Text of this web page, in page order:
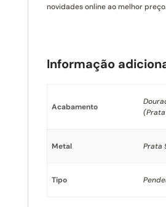
novidades online ao melhor preço.
Informação
Acabamento
Metal Prata
Tipo